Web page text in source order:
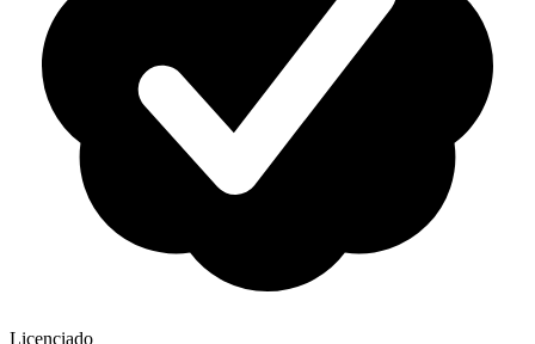
Licenciado